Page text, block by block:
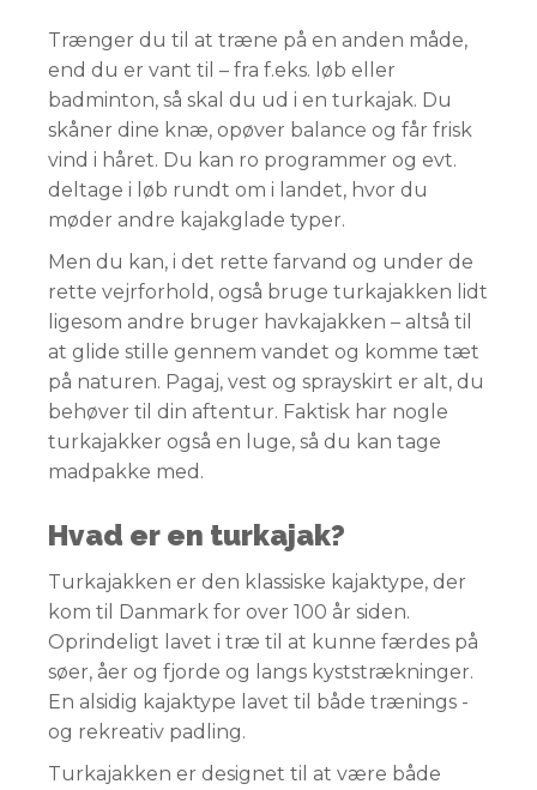
Trænger du til at træne på en anden måde,
end du er vant til – fra f.eks. løb eller
badminton, så skal du ud i en turkajak. Du
skåner dine knæ, opøver balance og får frisk
vind i håret. Du kan ro programmer og evt.
deltage i løb rundt om i landet, hvor du
møder andre kajakglade typer.
Men du kan, i det rette farvand og under de
rette vejrforhold, også bruge turkajakken lidt
ligesom andre bruger havkajakken – altså til
at glide stille gennem vandet og komme tæt
på naturen. Pagaj, vest og sprayskirt er alt, du
behøver til din aftentur. Faktisk har nogle
turkajakker også en luge, så du kan tage
madpakke med.
Hvad er en turkajak?
Turkajakken er den klassiske kajaktype, der
kom til Danmark for over 100 år siden.
Oprindeligt lavet i træ til at kunne færdes på
søer, åer og fjorde og langs kyststrækninger.
En alsidig kajaktype lavet til både trænings -
og rekreativ padling.
Turkajakken er designet til at være både